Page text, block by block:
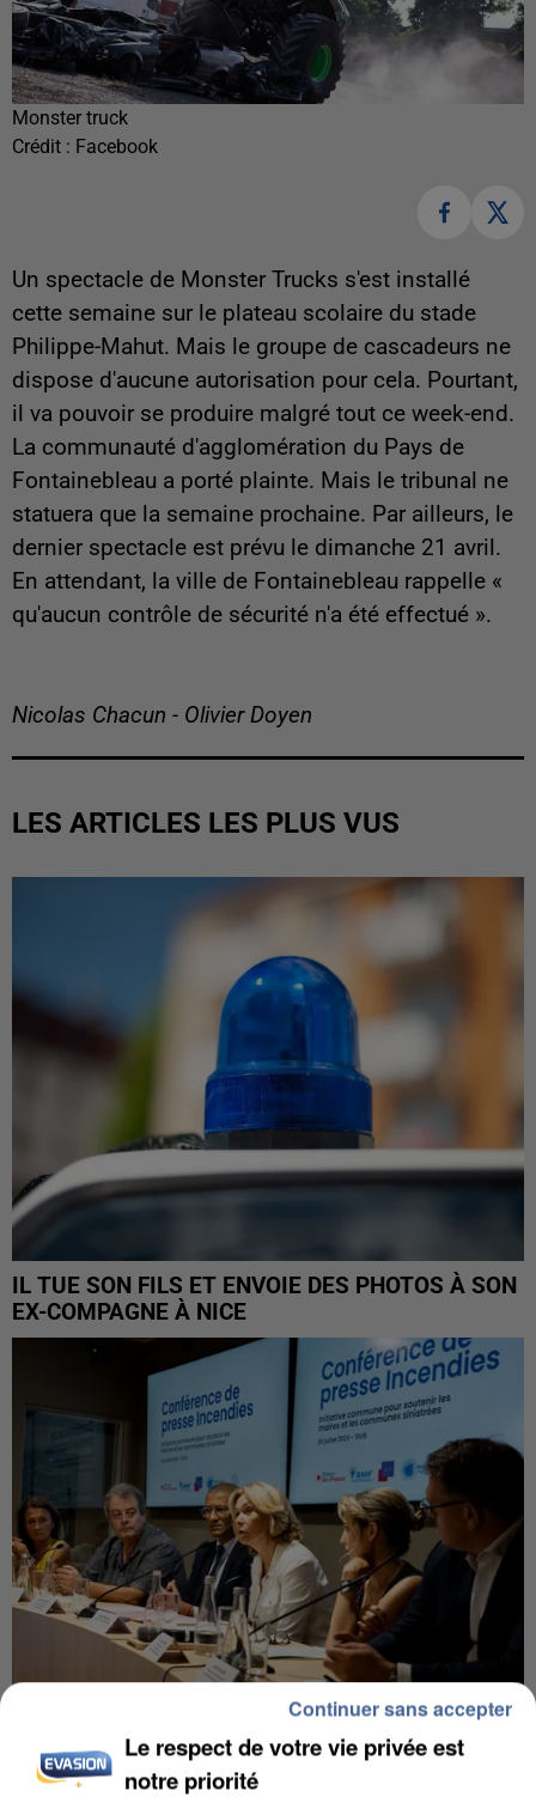
Monster truck
Crédit : Facebook
Un spectacle de Monster Trucks s'est installé
cette semaine sur le plateau scolaire du stade
Philippe-Mahut. Mais le groupe de cascadeurs ne
dispose d'aucune autorisation pour cela. Pourtant,
il va pouvoir se produire malgré tout ce week-end.
La communauté d'agglomération du Pays de
Fontainebleau a porté plainte. Mais le tribunal ne
statuera que la semaine prochaine. Par ailleurs, le
dernier spectacle est prévu le dimanche 21 avril.
En attendant, la ville de Fontainebleau rappelle «
qu'aucun contrôle de sécurité n'a été effectué ».
Nicolas Chacun - Olivier Doyen
LES ARTICLES LES PLUS VUS
IL TUE SON FILS ET ENVOIE DES PHOTOS À SON
EX-COMPAGNE À NICE
INCENDIES : L’ÎLE-DE-FRANCE LANCE UN ÉLAN
DE SOLIDARITÉ AVEC LES...
Le respect de votre vie privée est
notre priorité
Continuer sans accepter